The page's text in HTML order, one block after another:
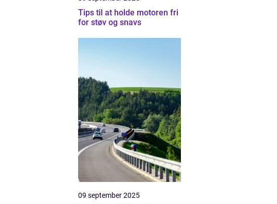
Tips til at holde motoren fri
for støv og snavs
09 september 2025